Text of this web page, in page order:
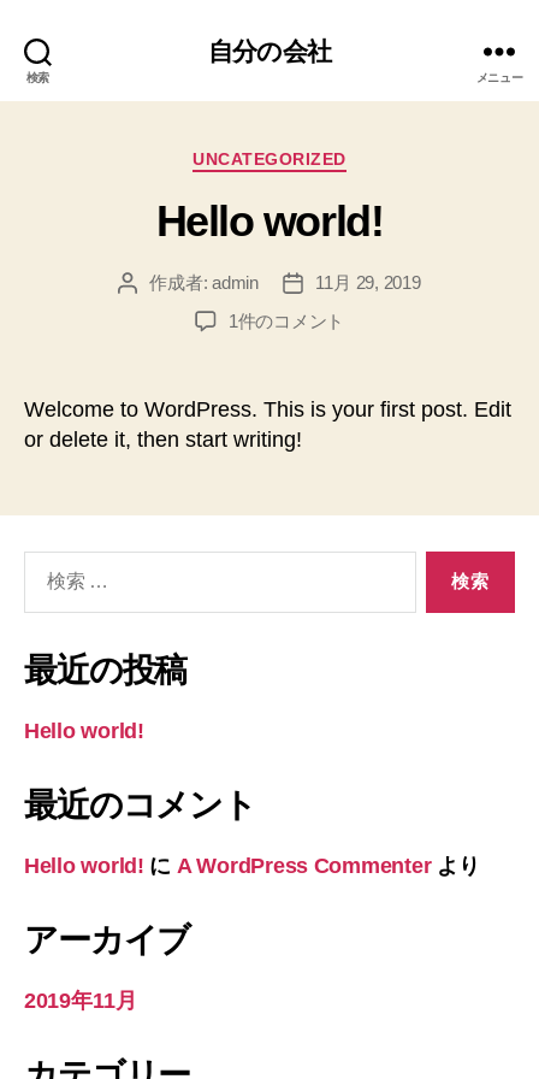
検索
自分の会社
メニュー
カ
ゴ
リ
UNCATEGORIZED
Hello world!
投
作成者:admin
投
稿
11月 29, 2019
Hello
1件のコメント
Welcome to WordPress. This is your first post. Edit
or delete it, then start writing!
象:
最近の投稿
Hello world!
最近のコメント
Hello world! に A WordPress Commenterより
アーカイブ
2019年11月